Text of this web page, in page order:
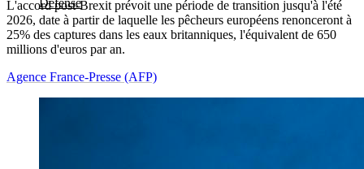
L'accord post-Brexit prévoit une période de transition jusqu'à l'été
2026, date à partir de laquelle les pêcheurs européens renonceront à
25% des captures dans les eaux britanniques, l'équivalent de 650
millions d'euros par an.
Agence France-Presse (AFP)